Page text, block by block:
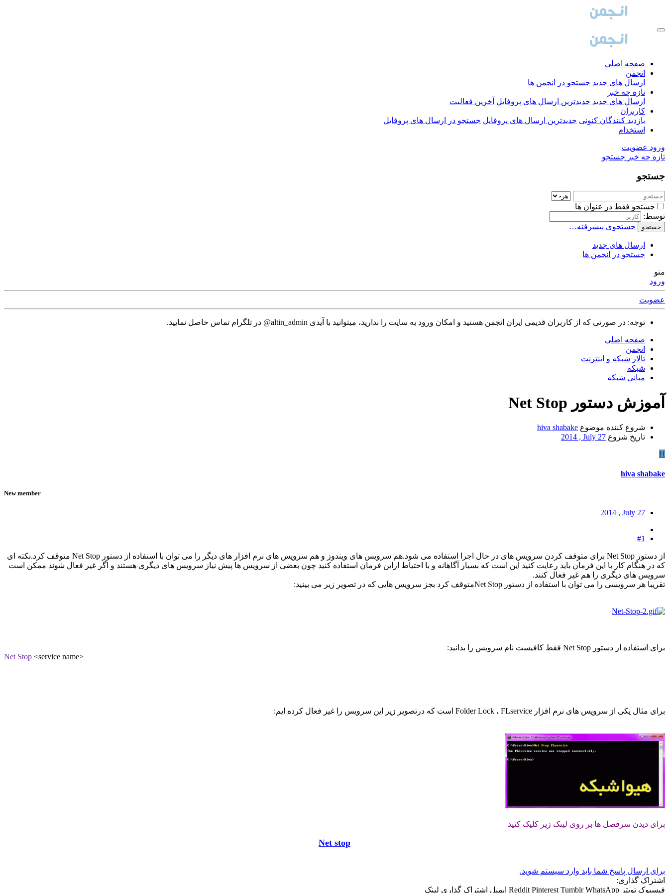
صفحه اصلی
انجمن
ارسال های جدید جستجو در انجمن ها
تازه چه خبر
ارسال های جدید جدیدترین ارسال های پروفایل آخرین فعالیت
کاربران
بازدید کنندگان کنونی جدیدترین ارسال های پروفایل جستجو در ارسال های پروفایل
استخدام
ورود عضویت
تازه چه خبر جستجو
جستجو
جستجو فقط در عنوان ها
توسط:
جستجو جستجوی پیشرفته…
ارسال های جدید
جستجو در انجمن ها
منو
ورود
عضویت
توجه: در صورتی که از کاربران قدیمی ایران انجمن هستید و امکان ورود به سایت را ندارید، میتوانید با آیدی altin_admin@ در تلگرام تماس حاصل نمایید.
صفحه اصلی
انجمن
تالار شبکه و اینترنت
شبکه
مبانی شبکه
آموزش دستور Net Stop
شروع کننده موضوع hiva shabake
تاریخ شروع 2014 , July 27
H
hiva shabake
New member
2014 , July 27
#1
از دستور Net Stop برای متوقف کردن سرویس های در حال اجرا استفاده می شود.هم سرویس های ویندوز و هم سرویس های نرم افزار های دیگر را می توان با استفاده از دستور Net Stop متوقف کرد.نکته ای
که در هنگام کار با این فرمان باید رعایت کنید این است که بسیار آگاهانه و با احتیاط ازاین فرمان استفاده کنید چون بعضی از سرویس ها پیش نیاز سرویس های دیگری هستند و اگر غیر فعال شوند ممکن است
سرویس های دیگری را هم غیر فعال کنند.
تقریبا هر سرویسی را می توان با استفاده از دستور Net Stopمتوقف کرد بجز سرویس هایی که در تصویر زیر می بینید:
برای استفاده از دستور Net Stop فقط کافیست نام سرویس را بدانید:
<
Net Stop <service name
برای مثال یکی از سرویس های نرم افزار Folder Lock ، FLservice است که درتصویر زیر این سرویس را غیر فعال کرده ایم:
برای دیدن سرفصل ها بر روی لینک زیر کلیک کنید
Net stop
برای ارسال پاسخ شما باید وارد سیستم شوید.
اشتراک گذاری:
فیسبوک تویتر Reddit Pinterest Tumblr WhatsApp ایمیل اشتراک گذاری لینک